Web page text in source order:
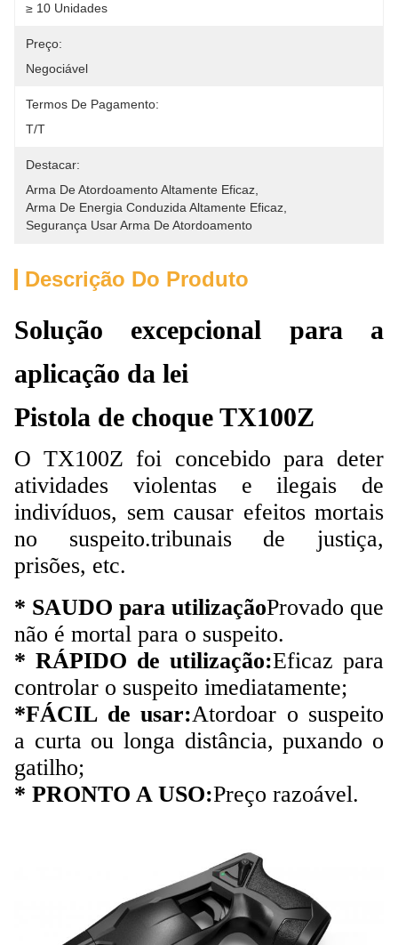
≥ 10 Unidades
Preço:
Negociável
Termos De Pagamento:
T/T
Destacar:
Arma De Atordoamento Altamente Eficaz
Arma De Energia Conduzida Altamente Eficaz
Segurança Usar Arma De Atordoamento
Descrição Do Produto
Solução excepcional para a
aplicação da lei
Pistola de choque TX100Z
O TX100Z foi concebido para deter
atividades violentas e ilegais de
indivíduos, sem causar efeitos mortais
no suspeito.tribunais de justiça,
prisões, etc.
* SAUDO para utilizaçãoProvado que
não é mortal para o suspeito.
* RÁPIDO de utilização:Eficaz para
controlar o suspeito imediatamente;
*FÁCIL de usar:Atordoar o suspeito
a curta ou longa distância, puxando o
gatilho;
* PRONTO A USO:Preço razoável.